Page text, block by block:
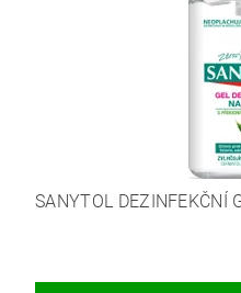
SANYTOL DEZINFEKČNÍ